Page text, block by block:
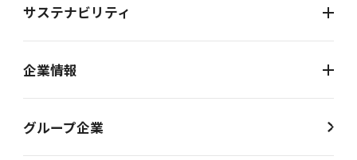
サステナビリティ
企業情報
グループ企業